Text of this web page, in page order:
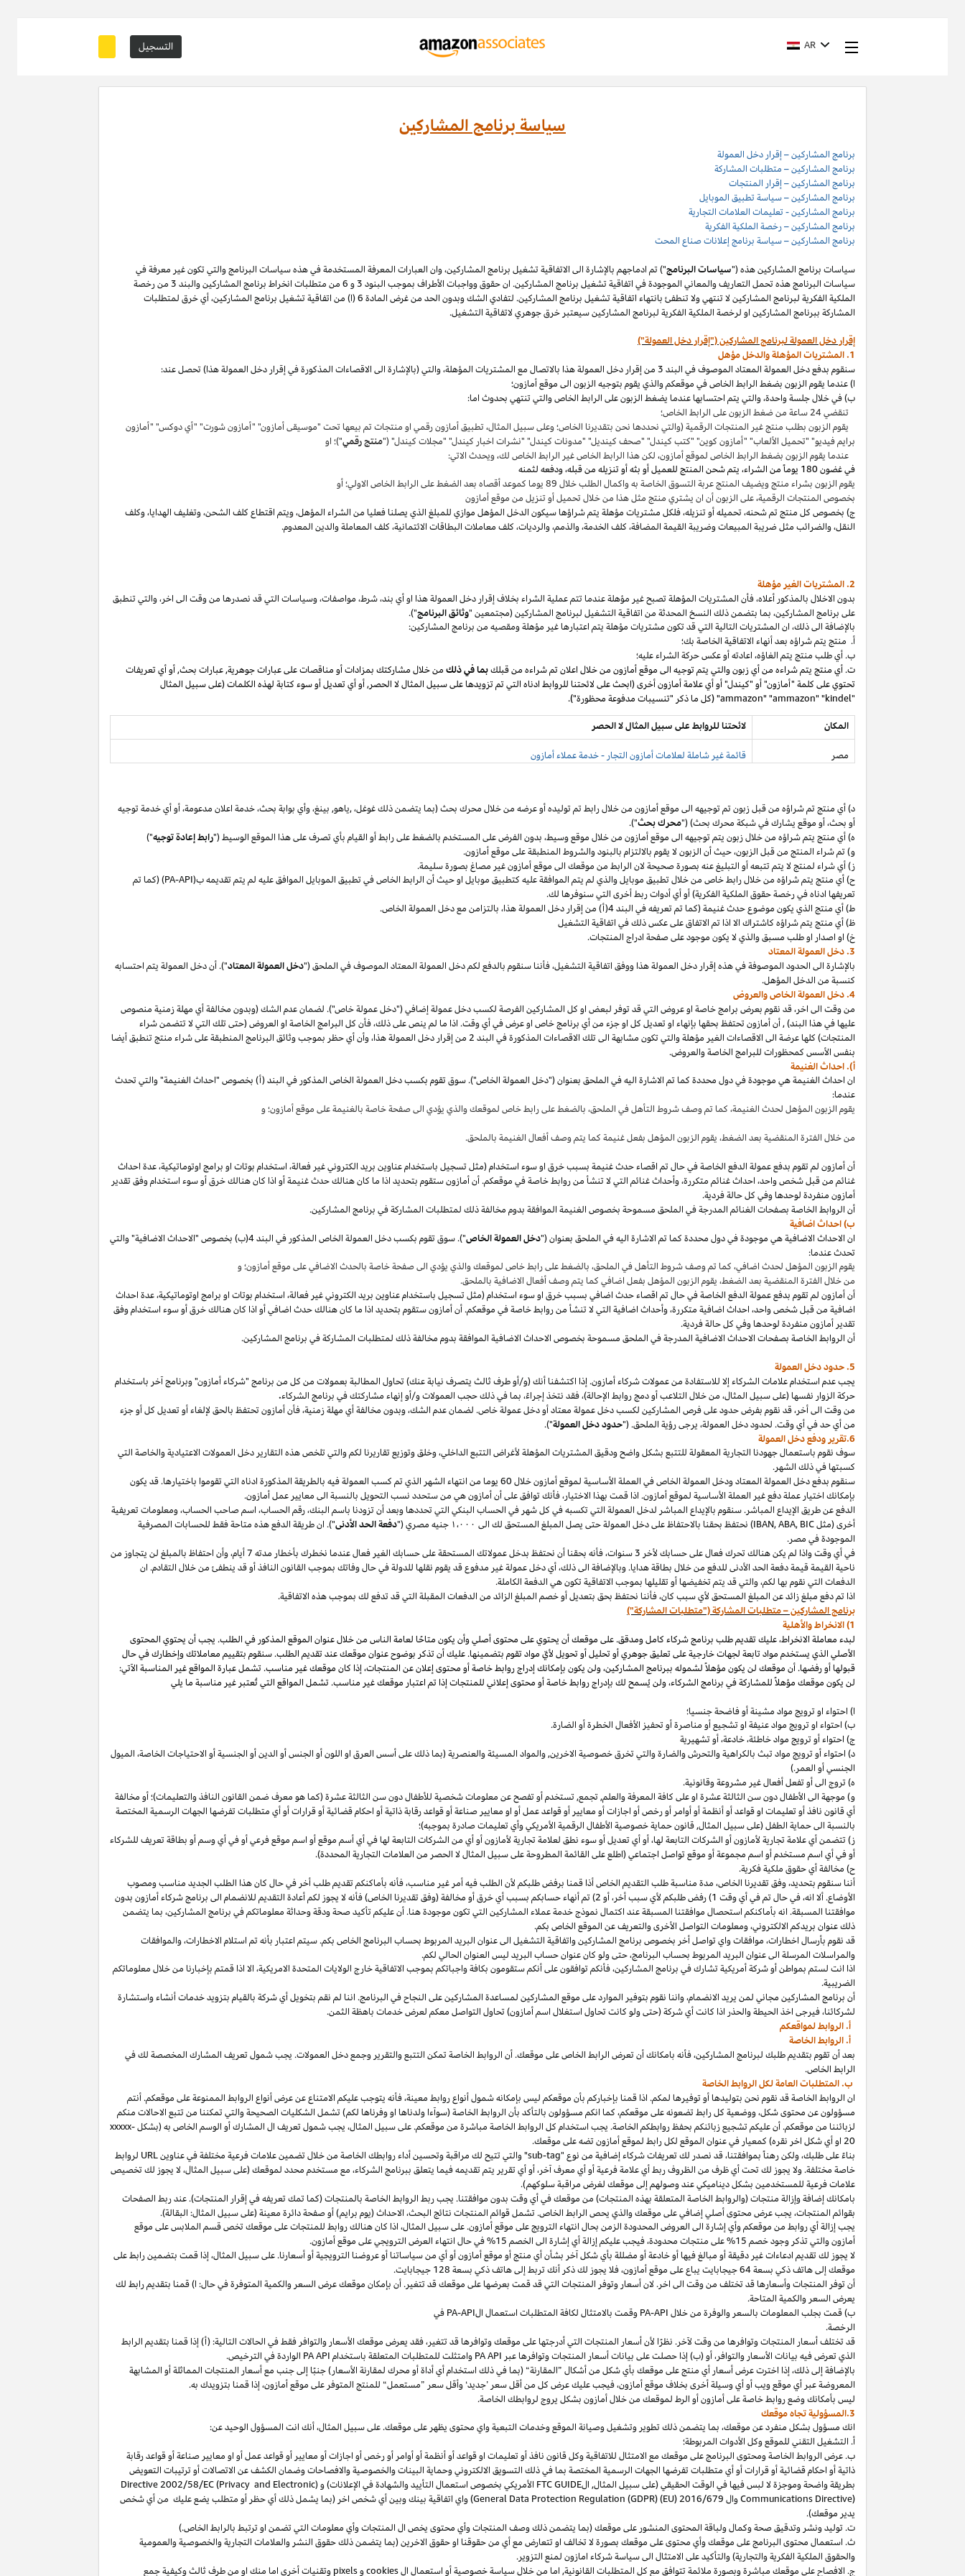
التسجيل AR
سياسة برنامج المشاركين
برنامج المشاركين – إقرار دخل العمولة
برنامج المشاركين – متطلبات المشاركة
برنامج المشاركين – إقرار المنتجات
برنامج المشاركين – سياسة تطبيق الموبايل
برنامج المشاركين - تعليمات العلامات التجارية
برنامج المشاركين – رخصة الملكية الفكرية
برنامج المشاركين – سياسة برنامج إعلانات صناع المحت
سياسات برنامج المشاركين هذه ("سياسات البرنامج") تم ادماجهم بالإشارة الى الاتفاقية تشغيل برنامج المشاركين، وان العبارات المعرفة المستخدمة في هذه سياسات البرنامج والتي تكون غير معرفة في
سياسات البرنامج هذه تحمل التعاريف والمعاني الموجودة في اتفاقية تشغيل برنامج المشاركين. ان حقوق وواجبات الأطراف بموجب البنود 3
و 6
من متطلبات انخراط برنامج المشاركين والبند 3 من رخصة
الملكية الفكرية لبرنامج المشاركين لا تنتهي ولا تنطفئ بانتهاء اتفاقية تشغيل برنامج المشاركين. لتفادي الشك وبدون الحد من غرض المادة 6 (ا) من اتفاقية تشغيل برنامج المشاركين، أي خرق لمتطلبات
المشاركة ببرنامج المشاركين او لرخصة الملكية الفكرية لبرنامج المشاركين سيعتبر خرق جوهري لاتفاقية التشغيل.
إقرار دخل العمولة لبرنامج المشاركين ("إقرار دخل العمولة")
1. المشتريات المؤهلة والدخل مؤهل
سنقوم بدفع دخل العمولة المعتاد الموصوف في البند 3 من إقرار دخل العمولة هذا بالاتصال مع المشتريات المؤهلة
،والتي (بالإشارة الى الاقصاءات المذكورة في إقرار دخل العمولة هذا) تحصل عند:
ا) عندما يقوم الزبون بضغط الرابط الخاص في موقعكم والذي يقوم بتوجيه الزبون الى موقع أمازون؛
ب) في خلال جلسة واحدة،والتي يتم احتسابها عندما يضغط الزبون على الرابط الخاص والتي تنتهي بحدوث اما:
تنقضي 24 ساعة من ضغط الزبون على الرابط الخاص؛
يقوم الزبون بطلب منتج غير المنتجات الرقمية (والتي نحددها نحن بتقديرنا الخاص؛وعلى سبيل المثال، تطبيق أمازون رقمي او منتجات تم بيعها تحت "موسيقى أمازون" "أمازون شورت" "أي دوكس" "أمازون
برايم فيديو" "تحميل الألعاب" "أمازون كوين" "كتب كيندل" "صحف كينديل" "مدونات كيندل" "نشرات اخبار كيندل" "مجلات كيندل" ("منتج رقمي")؛ او
عندما يقوم الزبون بضغط الرابط الخاص لموقع أمازون، لكن هذا الرابط الخاص غير الرابط الخاص لك،ويحدث الاتي:
في غضون180 يوماً من الشراء، يتم شحن المنتج للعميل أو بثه أو تنزيله من قبله، ودفعه لثمنه
يقوم الزبون بشراء منتج ويضيف المنتج عربة التسوق الخاصة به واكمال الطلب خلال 89 يوما كموعد أقصاه بعد الضغط على الرابط الخاص الاولي؛ أو
بخصوص المنتجات الرقمية،على الزبون أن ان يشتري منتج مثل هذا من خلال تحميل أو تنزيل من موقع أمازون
ج) بخصوص كل منتج تم شحنه، تحميله أو تنزيله،فلكل مشتريات مؤهلة يتمشراؤهاسيكون الدخل المؤهل موازي للمبلغ الذي يصلنا فعليا من الشراء المؤهل،ويتم اقتطاع كلف الشحن،وتغليف الهدايا،وكلف
النقل،والضرائب مثل ضريبة المبيعات وضريبة القيمة المضافة، كلف الخدمة،والذمم،والرديات، كلف معاملات البطاقات الائتمانية، كلف المعاملة والدين المعدوم.
2. المشتريات
الغير مؤهلة
بدون الاخلال بالمذكور أعلاه،فأن المشتريات المؤهلة تصبح غير مؤهلة عندما تتم عملية الشراء بخلاف إقرار دخل العمولة هذا او أي بند،شرط، مواصفات،وسياسات التي قد نصدرها من وقت الى اخر،والتي تنطبق
على برنامج المشاركين، بما بتضمن ذلك النسخ المحدثة من اتفاقية التشغيل لبرنامج المشاركين (مجتمعين "وثائق البرنامج").
بالإضافة الى ذلك، ان المشتريات التالية التي قد تكون مشتريات مؤهلة يتم اعتبارها غير مؤهلة ومقصيه من برنامج المشاركين:
أ. منتج يتمشراؤه بعد أنهاء الاتفاقية الخاصة بك؛
ب. أي طلب منتج يتم الغاؤه، اعادته أو عكس حركة الشراء عليه؛
ت. أي منتج يتم شراءه من أي زبون والتي يتم توجيه الى موقع أمازون من خلال اعلان تم شراءه من قبلكبما في ذلك من خلال مشاركتك بمزادات أو مناقصات على عبارات جوهرية, عبارات بحث, أو أي تعريفات
تحتوي على كلمة "أمازون" أو "كيندل" أو أي علامة أمازون أخرى (ابحث على لائحتنا للروابط ادناه التي تم تزويدها على سبيل المثال لا الحصر, أو أي تعديل أو سوء كتابة لهذه الكلمات (على سبيل المثال
"ammazon" "ammazon" "kindel" (كل ما ذكر "تنسيبات مدفوعة محظورة").
المكان
لائحتنا للروابط على سبيل المثال لا الحصر
مصر قائمة غير شاملة لعلامات أمازون التجار - خدمة عملاء أمازون
د) أي منتج تمشراؤه من قبل زبون تم توجيهه الى موقع أمازون من خلال رابط تم توليده أو عرضه من خلال محرك بحث (بما يتضمن ذلكغوغل،,ياهو, بينغ،وأي بوابة بحث،خدمة اعلان مدعومة،أوأي خدمة توجيه
أو بحث،أو موقع يشارك في شبكة محرك بحث) ("محرك بحث").
ه) أي منتج يتمشراؤه من خلال زبون يتم توجيهه الى موقع أمازون من خلال موقعوسيط، بدون الفرض على المستخدم بالضغط على رابط أو القيام بأي تصرف على هذا الموقع الوسيط ("رابط إعادة توجيه")
و) تم شراء المنتج من قبل الزبون،حيثأن الزبون لا يقوم بالالتزام بالبنودوالشروط المنطبقةعلى موقع أمازون.
ز) أي شراء لمنتج لا يتم تتبعه أو التبليغ عنه بصورة صحيحة لان الرابط من موقعك الى موقع أمازون غير مصاغ بصورة سليمة.
ح) أي منتج يتمشراؤه من خلال رابط خاص من خلال تطبيق موبايلوالذي لم يتم الموافقة عليه كتطبيق موبايل او حيثأن الرابط الخاص في تطبيق الموبايل الموافقعليه لم يتم تقديمه ب(PA-API) (كما تم
تعريفها ادناه في رخصة حقوق الملكية الفكرية) أو أي أدوات ربط أخرى التي سنوفرها لك.
ط) أي منتج الذي يكون موضوع حدث غنيمة (كما تم تعريفه في البند 4(أ) من إقرار دخل العمولة
هذا، بالتزامن مع دخل العمولة الخاص.
ظ) أي منتج يتمشراؤه كاشتراك الا اذا تم الاتفاق على عكس ذلك في اتفاقية التشغيل
خ) او اصدار او طلب مسبق والذي لا يكون موجود على صفحة ادراج المنتجات.
3. دخل العمولة المعتاد
بالإشارة الى الحدود الموصوفة في هذه إقرار دخل العمولة هذا ووفق اتفاقية التشغيل،فأننا سنقوم بالدفع لكم دخل العمولة المعتاد الموصوف في الملحق ("دخل العمولة المعتاد"). أن دخل العمولة يتم احتسابه
كنسبة من الدخل المؤهل.
4. دخل العمولة الخاص والعروض
من وقت الى اخر،قد نقوم بعرض برامج خاصة او عروض التي قد توفر لبعض او كل المشاركين الفرصة لكسب دخل عمولة إضافي ("دخل عمولة خاص"). لضمان عدم الشك (وبدون مخالفة أي مهلة زمنية منصوص
عليها في هذا البند)
,أن أمازون تحتفظ بحقها بإنهاء او تعديل كل او جزء من أي برنامج خاص او عرض في أي وقت. اذا ما لم ينص علىذلك،فأن كل البرامج الخاصة او العروض (حتى تلك التي لا تتضمن شراء
المنتجات) كلها عرضة الى الاقصاءات الغير مؤهلةوالتي تكون مشابهة الى تلك الاقصاءات المذكورة في البند 2 من إقرار دخل العمولةهذا،وأن أي حظر بموجب وثائق البرنامج المنطبقة على شراء منتج تنطبق أيضا
بنفس الأسس كمحظورات للبرامج الخاصة والعروض.
أ). احداث الغنيمة
ان احداث الغنيمة هي موجودة في دول محددة كما تم الاشارة اليه في الملحق بعنوان ("دخل العمولة الخاص"). سوق تقوم بكسب دخل العمولة الخاص المذكور في البند (أ) بخصوص "احداث الغنيمة" والتي تحدث
عندما:
يقوم الزبون المؤهل لحدث الغنيمة، كما تم وصف شروط التأهل في الملحق، بالضغط على رابط خاص لموقعك والذي يؤدي الى صفحة خاصة بالغنيمة على موقع أمازون؛ و
من خلال الفترة المنقضية بعد الضغط، يقوم الزبون المؤهل بفعل غنيمة كما يتم وصف أفعال الغنيمة بالملحق.
أن أمازون لم تقوم بدفع عمولة الدفع الخاصة في حال تم اقصاء حدث غنيمة بسبب خرق او سوء استخدام (مثل تسجيل باستخدام عناوين بريد الكتروني غير فعالة، استخدام بوتات او برامج اوتوماتيكية،عدة احداث
غنائم من قبل شخصواحد، احداث غنائم متكررة،وأحداث غنائم التي لا تنشأ من روابط خاصة في موقعكم. أن أمازون ستقوم بتحديد اذا ما كان هنالك حدث غنيمة أو اذا كان هنالك خرق أو سوء استخدام وفق تقدير
أمازون منفردة لوحدها وفي كل حالة فردية.
أن الروابط الخاصة بصفحات الغنائم المدرجة في الملحق مسموحة بخصوص الغنيمة الموافقة بدوم مخالفة ذلك لمتطلبات المشاركة في برنامج المشاركين.
ب) احداث اضافية
ان الاحداث الاضافية هي موجودة في دول محددة كما تم الاشارة اليه في الملحق بعنوان ("دخل العمولة الخاص
"). سوق تقوم بكسب دخل العمولة الخاص المذكور في البند 4(ب) بخصوص "الاحداث الاضافية" والتي
تحدث عندما:
يقوم الزبون المؤهل لحدث اضافي، كما تم وصف شروط التأهل في الملحق، بالضغط على رابط خاص لموقعك والذي يؤدي الى صفحة خاصة بالحدث الاضافي على موقع أمازون؛ و
من خلال الفترة المنقضية بعد الضغط، يقوم الزبون المؤهل بفعل اضافي كما يتم وصف أفعال الاضافية بالملحق.
أن أمازون لم تقوم بدفع عمولة الدفع الخاصة في حال تم اقصاء حدث اضافي بسبب خرق او سوء استخدام (مثل تسجيل باستخدام عناوين بريد الكتروني غيرفعالة، استخدام بوتات او برامج اوتوماتيكية،عدة احداث
اضافية من قبل شخصواحد، احداث اضافية متكررة،وأحداث اضافية التي لا تنشأ من روابط خاصة في موقعكم. أن أمازون ستقوم بتحديد اذا ما كان هنالك حدث اضافي أو اذا كان هنالك خرق أو سوء استخدام وفق
تقدير أمازون منفردة لوحدها وفي كل حالة فردية.
أن الروابط الخاصة بصفحات الاحداث الاضافية المدرجة في الملحق مسموحة بخصوص الاحداث الاضافية الموافقة بدوم مخالفة ذلك لمتطلبات المشاركة في برنامج المشاركين.
5. حدود دخل العمولة
يجب عدم استخدام علامات الشركاء إلا للاستفادة من عمولات شركاء أمازون. إذا اكتشفنا أنك (و/أو طرف ثالث يتصرف نيابة عنك) تحاول المطالبة بعمولات من كل من برنامج "شركاء أمازون" وبرنامج آخر باستخدام
حركة الزوار نفسها (على سبيل المثال، من خلال التلاعب أو دمج روابط الإحالة)، فقد نتخذ إجراءً، بما في ذلك حجب العمولات و/أو إنهاء مشاركتك في برنامج الشركاء.
من وقت الىأخر،قد نقوم بفرض حدود على فرص المشاركين لكسب دخل عمولة معتاد أو دخل عمولة خاص. لضمان عدم الشك،وبدون مخالفة أي مهلةزمنية،فأن أمازون تحتفظ بالحق لإلغاء أو تعديل كل أو جزء
من أي حد في أي وقت. لحدود دخل العمولة، يرجى رؤية الملحق. ("حدود دخل العمولة").
6.تقرير ودفع دخل العمولة
سوف نقوم باستعمال جهودنا التجارية المعقولة للتتبع بشكل واضح ودقيق المشتريات المؤهلة لأغراض التتبع الداخلي،وخلق وتوزيع تقاريرنا لكم والتي تلخص هذه التقارير دخل العمولات الاعتيادية والخاصة التي
كسبتها في ذلك الشهر.
سنقوم بدفع دخل العمولة المعتاد ودخل العمولة الخاص في العملة الأساسية لموقع أمازون خلال 60 يوما من انتهاء الشهر الذي تم كسب العمولة فيه بالطريقة المذكورة ادناه التي تقوموا باختيارها. قد يكون
بإمكانك اختيار عملة دفع غير العملة الأساسية لموقع أمازون. اذا قمت بهذا الاختيار،فأنك توافق على أن أمازون هي من ستحدد نسب التحويل بالنسبة الى معايير عمل أمازون.
الدفع عن طريق الإيداع المباشر. سنقوم بالإيداع المباشر لدخل العمولة التي تكسبه في كل شهر في الحساب البنكي التي تحددها وبعد أن تزودنا باسم البنك،رقم الحساب، اسم صاحب الحساب،ومعلومات تعريفية
أخرى (مثل
IBAN,ABA, BIC ) نحتفظ بحقنا بالاحتفاظ على دخل العمولة حتى يصل المبلغ المستحق لك الى ١٬٠٠٠ جنيه مصري("دفعة الحد الأدنى")
. انطريقة الدفعهذه متاحةفقط للحسابات المصرفية
الموجودةفي مصر.
في أي وقتواذا لم يكن هنالك تحرك فعال على حسابك لأخر 3 سنوات،فأنه بحقنا أن نحتفظ بدخل عمولاتك المستحقة على حسابك الغير فعالعندما نخطرك بأخطار مدته 7 أيام،وأن احتفاظ بالمبلغ لن يتجاوز من
ناحية القيمة قيمة دفعة الحد الأدنى للدفع من خلال بطاقة هدايا. وبالإضافة الىذلك،أي دخل عمولة غير مدفوع قد يقوم نقلها للدولة في حال وفاتك بموجب القانون النافذ أو قد ينطفئ من خلال التقادم. ان
الدفعات التي نقوم بها لكم،والتي قد يتم تخفيضها أو تقليلها بموجب الاتفاقية تكون هي الدفعة الكاملة.
اذا تم دفع مبلغ زائد عن المبلغ المستحق لأي سبب كان،فأننا نحتفظ بحق بتعديل أو خصم المبلغ الزائد من الدفعات المقبلة التي قد تدفع لك بموجب هذه الاتفاقية.
برنامج المشاركين – متطلبات المشاركة ("متطلبات المشاركة")
1) الانخراط والأهلية
لبدء معاملة الانخراط، عليك تقديم طلب برنامج شركاء كامل ومدقق. على موقعك أن يحتوي على محتوى أصلي وأن يكون متاحًا لعامة الناس من خلال عنوان الموقع المذكور في الطلب. يجب أن يحتوي المحتوى
الأصلي الذي يستخدم مواد تابعة لجهات خارجية على تعليق جوهري أو تحليل أو تحويل لأيّ مواد تقوم بتضمينها. عليك أن تذكر بوضوح عنوان موقعك عند تقديم الطلب. سنقوم بتقييم معاملاتك وإخطارك في حال
قبولها أو رفضها. أن موقعك لن يكون مؤهلاً لشموله ببرنامج المشاركين، ولن يكون بإمكانك إدراج روابط خاصة أو محتوى إعلان عن المنتجات، إذا كان موقعك غير مناسب. تشمل عبارة المواقع غير المناسبة الآتي:
لن يكون موقعك مؤهلاً للمشاركة في برنامج الشركاء، ولن يُسمح لك بإدراج روابط خاصة أو محتوى إعلاني للمنتجات إذا تم اعتبار موقعك غير مناسب. تشمل المواقع التي تُعتبر غير مناسبة ما يلي
ا) احتواء او ترويج مواد مشينة أو فاضحة جنسيا؛
ب) احتواء او ترويج موادعنيفة او تشجيع أو مناصرة أو تحفيز الأفعال الخطرة أو الضارة.
ج) احتواء أو ترويج موادخاطئة،خادعة،أو تشهيرية
د) احتواء أو ترويج مواد تبث بالكراهية والتحرش والضارة والتي تخرق خصوصية الاخرين,والمواد المسيئة والعنصرية (بما ذلك على أسس العرق او اللون أو الجنس أو الدين أو الجنسية أو الاحتياجات الخاصة، الميول
الجنسي أو العمر.)
ه) تروج الى أو تفعل أفعال غير مشروعة وقانونية.
و) موجهة الى الأطفال دون سن الثالثة عشرة او على كافة المعرفة والعلم, تجمع, تستخدم أو تفصح عن معلومات شخصية للأطفال دون سن الثالثة عشرة (كما هو معرف ضمن القانون النافذ والتعليمات)؛ أو مخالفة
أي قانون نافذ أو تعليمات او قواعد أو أنظمة أو أوامر أو رخص أو اجازات أو معايير أو قواعد عمل أو او معايير صناعة أو قواعد رقابة ذاتية أو احكام قضائية أو قرارات أو أي متطلبات تفرضها الجهات الرسمية المختصة
بالنسبة الى حماية الطفل (على سبيل المثال, قانون حماية خصوصية الأطفال الرقمية الأمريكي وأي تعليمات صادرة بموجبه)؛
ز) تتضمن أي علامة تجارية لأمازون أو الشركات التابعة لها،أو أي تعديل أو سوء نطق لعلامة تجارية لأمازون أو أي من الشركات التابعة لها في أي أسم موقع أو اسم موقع فرعي أو في أي وسم أو بطاقة تعريف للشركاء
أو في أي اسم مستخدم أو اسم مجموعة أو موقع تواصل اجتماعي (اطلع على القائمة المطروحة على سبيل المثال لا الحصر من العلامات التجارية المحددة).
ح) مخالفة أي حقوق ملكية فكرية.
أننا سنقوم بتحديد،وفق تقديرنا الخاص، مدة مناسبة طلب التقديم الخاص أذا قمنا برفض طلبكم لأن الطلب فيه أمر غير مناسب،فأنه بأماكنكم تقديم طلب أخر في حال كان هذا الطلب الجديد مناسب ومصوب
الأوضاع. ألا انه،في حال تم في أي وقت 1) رفض طلبكم لأي سبب أخر،أو 2) تم أنهاء حسابكم بسبب أي خرق أو مخالفة (وفق تقديرنا الخاص)فأنه لا يجوز لكم أعادة التقديم للانضمام الى برنامج شركاء أمازون بدون
موافقتنا المسبقة. انه بأماكنكم استحصال موافقتنا المسبقة عند اكتمال نموذج خدمة عملاء المشاركين التي تكون موجودة هنا. أن عليكم تأكيد صحة ودقة وحداثة معلوماتكم في برنامج المشاركين، بما يتضمن
ذلك عنوان بريدكم الالكتروني،ومعلومات التواصل الأخرى والتعريف عن الموقع الخاص بكم.
قد نقوم بأرسال اخطارات، موافقات واي تواصل أخر بخصوص برنامج المشاركين واتفاقية التشغيل الى عنوان البريد المربوط بحساب البرنامج الخاص بكم. سيتم اعتبار بأنه تم استلام الاخطارات،والموافقات
والمراسلات المرسلة الى عنوان البريد المربوط بحساب البرنامج،حتى ولو كان عنوان حساب البريد ليس العنوان الحالي لكم.
اذا انت لستم بمواطن أو شركة أمريكية تشارك في برنامج المشاركين،فأنكم توافقون على أنكم ستقومون بكافة واجباتكم بموجب الاتفاقيةخارج الولايات المتحدة الامريكية، الا اذا قمتم بإخبارنا من خلال معلوماتكم
الضريبية.
أن برنامج المشاركين مجاني لمن يريد الانضمام،واننا نقوم بتوفير الموارد على موقع المشاركين لمساعدة المشاركين على النجاح في البرنامج. اننا لم نقم بتخويل أي شركة بالقيام بتزويد خدمات أنشاء واستشارة
لشركائنا،فيرجى اخذ الحيطة والحذر اذا كانت أي شركة (حتى ولو كانت تحاول استغلال اسم أمازون) تحاول التواصل معكم لعرض خدمات باهظة الثمن.
أ. الروابط لمواقعكم
أ. الروابط الخاصة
بعد أن تقوم بتقديم طلبك لبرنامج المشاركين،فأنه بامكانكأن تعرض الرابط الخاص على موقعك. أن الروابط الخاصة تمكن التتبع والتقرير وجمع دخل العمولات. يجب شمول تعريف المشارك المخصصة لك في
الرابط الخاص.
ب. المتطلبات العامة لكل الروابط الخاصة
ان الروابط الخاصة قد نقوم نحن بتوليدها أو توفيرها لمكم. اذا قمنا بإخباركم بأن موقعكم ليس بإمكانه شمول أنواع روابط معينة،فأنه يتوجب عليكم الامتناع عن عرض أنواع الروابط الممنوعة على موقعكم. أنتم
مسؤولون عن محتوىشكل،ووضعية كل رابط تضعونه على موقعكم، كما انكم مسؤولون بالتأكد بأن الروابط الخاصة (سوآءا ولدناها او وفرناها لكم) تشمل الشكليات الصحيحة والتي تمكننا من تتبع الاحالات منكم
لزبائننا من موقعكم. أن عليكم تشجيع زبائنكم بحفظ روابطكم الخاصة. يجب استخدام كل الروابط الخاصة مباشرة من موقعكم. على سبيل المثال، يجب شمول تعريف ال المشارك أو الوسم الخاص به (بشكلxxxxx-
20 او أي شكل اخر نقره) كمعيار في عنوان الموقع لكل رابط لموقع أمازون تضه على موقعك.
بناءً على طلبك، ولكن رهناً بموافقتنا، قد نصدر لك تعريفات شركاء إضافية من نوع "sub-tag" والتي تتيح لك مراقبة وتحسين أداء روابطك الخاصة من خلال تضمين علامات فرعية مختلفة في عناوينURL لروابط
خاصة مختلفة. ولا يجوز لك تحت أي ظرف من الظروف ربط أي علامة فرعية أو أي معرف آخر، أو أي تقرير يتم تقديمه فيما يتعلق ببرنامج الشركاء، مع مستخدم محدد لموقعك (على سبيل المثال، لا يجوز لك تخصيص
علامات فرعية للمستخدمين بشكل ديناميكي عند وصولهم إلى موقعك لغرض مراقبة سلوكهم).
بامكانك إضافة وإزالة منتجات (والروابط الخاصة المتعلقة بهذه المنتجات) من موقعك في أي وقت بدون موافقتنا. يجب ربط الروابط الخاصة بالمنتجات (كما تمك تعريفه في إقرار المنتجات). عند ربط الصفحات
بقوائم المنتجات، يجب عرض محتوىأصلي إضافي على موقعك والذي يحص الرابط الخاص. تشمل قوائم المنتجات نتائج البحث، الاحداث (يوم برايم) أو صفحة دائرة معينة (على سبيل المثال: البقالة).
يجب إزالة أي روابط من موقعكم وأي إشارة الى العروض المحدودة الزمن بحال انتهاء الترويج على موقع أمازون. على سبيل المثال، اذا كان هنالك روابط للمنتجات على موقعك تخص قسم الملابس على موقع
أمازون والتي تذكر وجود خصم 15% على منتجات محدودة،فيجب عليكم إزالة أي إشارة الى الخصم 15% في حال انتهاء العرض الترويجي على موقع أمازون.
لا يجوز لك تقديم ادعاءاتغيردقيقةأو مبالغفيهاأوخادعةأو مضللة بأيشكلآخر بشأنأي منتجأو موقعأمازونأوأي منسياساتناأوعروضنا الترويجيةأوأسعارنا.علىسبيل المثال،إذا قمت بتضمينرابطعلى
موقعكإلىهاتفذكي بسعة جيجابايت يباععلى موقعأمازون،فلا يجوز لكذكرأنك تربطإلىهاتفذكي بسعة جيجابايت.
أن توفر المنتجات وأسعارها قد تختلف من وقت الى اخر. لان أسعار وتوفر المنتجات التي قد قمت بعرضها على موقعك قد تتغير. أن بإمكان موقعك عرض السعر والكمية المتوفرة في حال: ا) قمنا بتقديم رابط لك
يعرض السعر والكمية المتاحة.
ب) قمت بجلب المعلومات بالسعر والوفرة من خلال PA-API وقمت بالامتثال لكافة المتطلبات استعمال ال PA-API
في
الرخصة.
قد تختلف أسعار المنتجات وتوافرها من وقت لآخر. نظرًا لأن أسعار المنتجات التي أدرجتها على موقعك وتوافرها قد تتغير، فقد يعرض موقعك الأسعار والتوافر فقط في الحالات التالية: (أ) إذا قمنا بتقديم الرابط
الذي تعرض فيه بيانات الأسعار والتوافر، أو (ب) إذا حصلت على بيانات أسعار المنتجات وتوافرها عبر
وامتثلت للمتطلبات المتعلقة باستخدام الواردة في الترخيص.
بالإضافة إلىذلك، إذا اخترتعرضأسعار أي منتجعلى موقعك بأيشكل منأشكال ”المقارنة“
(بمافيذلك استخدامأيأداةأو محرك لمقارنة الأسعار)جنبًا إلىجنب معأسعار المنتجات المماثلةأو المشابهة
المعروضةعبر أي موقعويبأوأيوسيلةأخرى بخلاف موقعأمازون،فيجبعليكعرض كل منأقلسعر ’جديد‘ وأقلسعر ”مستعمل“ للمنتج المتوفر على موقعأمازون، إذا قمنا بتزويدك به.
ليس بأمكانكوضع روابط خاصة على أمازون أو الرط لموقعك من خلال أمازون بشكل يروج لروابطك الخاصة.
3.المسؤولية تجاه موقعك
انك مسؤول بشكل منفرد عن موقعك، بما يتضمن ذلك تطويروتشغيلوصيانة الموقع وخدمات التبعية واي محتوى يظهر على موقعك. على سبيل المثال،أنك انت المسؤول الوحيد عن:
أ. التشغيل التقني للموقع وكل الأدوات المربوطة؛
ب. عرض الروابط الخاصة ومحتوى البرنامج على موقعك مع الامتثال للاتفاقية وكل قانون نافذ أو تعليمات او قواعد أو أنظمة أو أوامر أو رخص أو اجازات أو معايير أو قواعد عمل أو او معايير صناعة أو قواعد رقابة
ذاتية أو احكام قضائية أو قرارات أو أي متطلبات تفرضها الجهات الرسمية المختصة بما في ذلك التسويق الالكتروني وحماية البينات والخصوصيةوالافصاحاتوضمان الكشف عن الاتصالات أو ترتيبات التعويض
بطريقة واضحة وموجزة لا لبس فيها في الوقت الحقيقي(على سبيل المثال, الFTC GUIDE الأمريكي بخصوص استعمال التأييد والشهادة في الإعلانات) و (Directive 2002/58/EC (Privacy and Electronic
Communications Directive) وال General Data Protection Regulation (GDPR) (EU) 2016/679) واي اتفاقية بينك وبين أي شخص اخر (بما يشمل ذلك أي حظر أو متطلب يضع عليك من أي شخص
يدير موقعك).
ت. توليد ونشر وتدقيق صحة وكمال ولباقة المحتوى المنشور على موقعك (بما يتضمن ذلك وصف المنتجات وأي محتوى يخص ال المنتجات وأي معلومات التي تضمن او ترتبط بالرابط الخاص.)
ث. استعمال محتوى البرنامج على موقعك وأي محتوى على موقعك بصورة لا تخالف او تتعارض مع أي من حقوقنا او حقوق الاخرين (بما يتضمن ذلك حقوق النشر والعلامات التجارية والخصوصية والعمومية
والحقوق الملكية الفكرية والتجارية) والتأكيد على الامتثال الى سياسة شركاء امازون لمنع التزوير.
ج. الافصاح على موقعك مباشرة وبصورة ملائمة تتوافق مع كل المتطلبات القانونية, اما من خلال سياسة خصوصية أو استعمال الcookiesوpixels وتقنيات أخرى اما منك او من طرف ثالث وكيفية جمع